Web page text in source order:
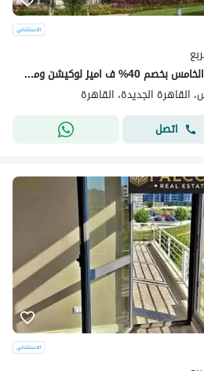
استلام سنتين في قلب التجمع الخامس بخصم 40% ف اميز لوكيشن ومتاح تقسيط لحد 8 سنين
القاهرة الجديدة، القاهرة
اتصل